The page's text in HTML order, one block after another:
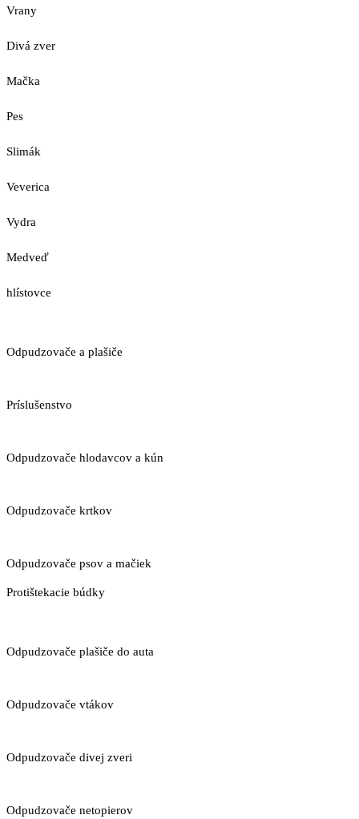
Vrany
Divá zver
Mačka
Pes
Slimák
Veverica
Vydra
Medveď
hlístovce
Odpudzovače a plašiče
Príslušenstvo
Odpudzovače hlodavcov a kún
Odpudzovače krtkov
Odpudzovače psov a mačiek
Protištekacie búdky
Odpudzovače plašiče do auta
Odpudzovače vtákov
Odpudzovače divej zveri
Odpudzovače netopierov